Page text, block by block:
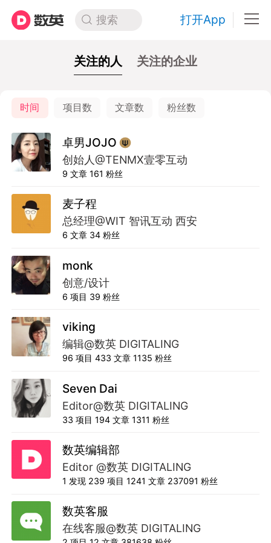
搜索 打开App
关注的人 关注的企业
时间 项目数 文章数 粉丝数
卓男JOJO
创始人@TENMX壹零互动
9 文章 161 粉丝
麦子程
总经理@WIT 智讯互动 西安
6 文章 34粉丝
monk
创意/设计
6 项目 39 粉丝
viking
编辑@数英 DIGITALING
96 项目 433 文章 1135 粉丝
Seven Dai
Editor@数英 DIGITALING
33 项目 194文章 1311 粉丝
数英编辑部
Editor @数英 DIGITALING
1 发现 239 项目 1241 文章 237091 粉丝
数英客服
在线客服@数英 DIGITALING